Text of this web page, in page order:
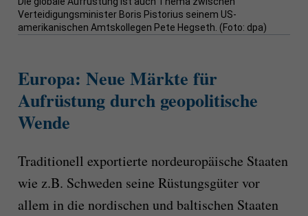
Verteidigungsminister Boris Pistorius seinem US-
amerikanischen Amtskollegen Pete Hegseth. (Foto: dpa)
Europa: Neue Märkte für
Aufrüstung durch geopolitische
Wende
Traditionell exportierte nordeuropäische Staaten
wie z.B. Schweden seine Rüstungsgüter vor
allem in die nordischen und baltischen Staaten